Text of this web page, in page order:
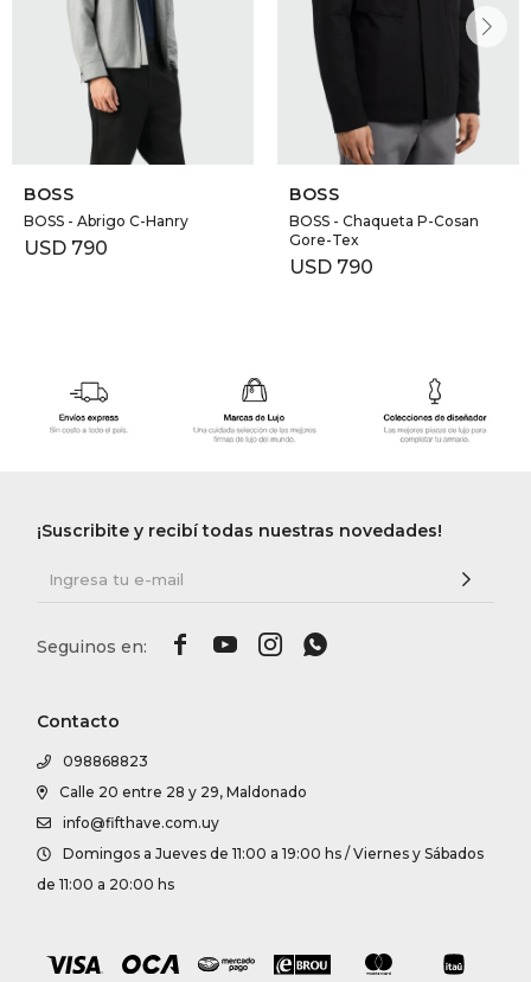
BOSS
BOSS - Abrigo C-Hanry
USD 790
BOSS
BOSS - Chaqueta P-Cosan
Gore-Tex
USD 790
Contacto
098868823
Calle 20 entre 28 y 29, Maldonado
info@fifthave.com.uy
Domingos a Jueves de 11:00 a 19:00 hs / Viernes y Sábados
de 11:00 a 20:00 hs
¡Suscribite y recibí todas nuestras novedades!
   